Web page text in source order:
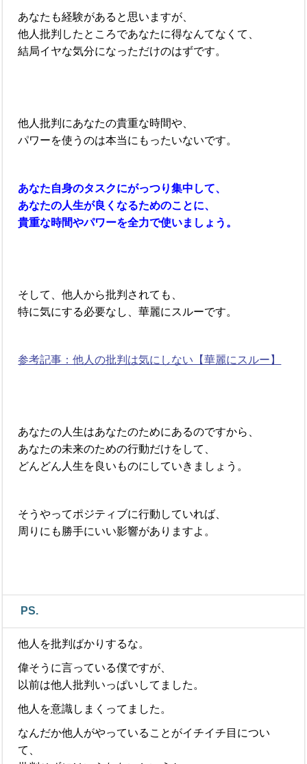
あなたも経験があると思いますが、
他人批判したところであなたに得なんてなくて、
結局イヤな気分になっただけのはずです。
他人批判にあなたの貴重な時間や、
パワーを使うのは本当にもったいないです。
あなた自身のタスクにがっつり集中して、
あなたの人生が良くなるためのことに、
貴重な時間やパワーを全力で使いましょう。
そして、他人から批判されても、
特に気にする必要なし、華麗にスルーです。
参考記事：他人の批判は気にしない【華麗にスルー】
あなたの人生はあなたのためにあるのですから、
あなたの未来のための行動だけをして、
どんどん人生を良いものにしていきましょう。
そうやってポジティブに行動していれば、
周りにも勝手にいい影響がありますよ。
PS.
他人を批判ばかりするな。
偉そうに言っている僕ですが、
以前は他人批判いっぱいしてました。
他人を意識しまくってました。
なんだか他人がやっていることがイチイチ目につい
て、